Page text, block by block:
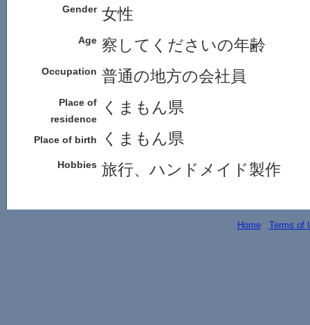
Gender 女性
Age 察してくださいの年齢
Occupation 普通の地方の会社員
Place of
residence
くまもん県
Place of birth くまもん県
Hobbies 旅行、ハンドメイド製作
Home- Terms of